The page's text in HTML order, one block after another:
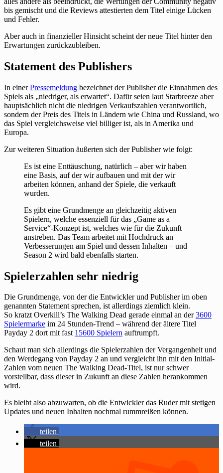
bis gemischt und die Reviews attestierten dem Titel einige Lücken
und Fehler.
Aber auch in finanzieller Hinsicht scheint der neue Titel hinter den
Erwartungen zurückzubleiben.
Statement des Publishers
In einerPressemeldung bezeichnet der Publisher die Einnahmen des
Spiels als „niedriger, als erwartet“. Dafür seien laut Starbreeze aber
hauptsächlich nicht die niedrigen Verkaufszahlen verantwortlich,
sondern der Preis des Titels in Ländern wie China und Russland, wo
das Spiel vergleichsweise viel billiger ist, als in Amerika und
Europa.
Zur weiteren Situation äußerten sich der Publisher wie folgt:
Es ist eine Enttäuschung, natürlich – aber wir haben
eine Basis, auf der wir aufbauen und mit der wir
arbeiten können, anhand der Spiele, die verkauft
wurden.
Es gibt eine Grundmenge an gleichzeitig aktiven
Spielern, welche essenziell für das „Game as a
Service“-Konzept ist, welches wie für die Zukunft
anstreben. Das Team arbeitet mit Hochdruck an
Verbesserungen am Spiel und dessen Inhalten – und
Season 2 wird bald ebenfalls starten.
Spielerzahlen sehr niedrig
Die Grundmenge, von der die Entwickler und Publisher im oben
genannten Statement sprechen, ist allerdings ziemlich klein.
So kratzt Overkill’s The Walking Dead gerade einmal an der3600
Spielermarke im 24 Stunden-Trend – während der ältere Titel
Payday 2 dort mit fast 15600 Spielern auftrumpft.
Schaut man sich allerdings die Spielerzahlen der Vergangenheit und
den Werdegang von Payday 2 an und vergleicht ihn mit den Initial-
Zahlen vom neuen The Walking Dead-Titel, ist nur schwer
vorstellbar, dass dieser in Zukunft an diese Zahlen herankommen
wird.
Es bleibt also abzuwarten, ob die Entwickler das Ruder mit stetigen
Updates und neuen Inhalten nochmal rummreißen können.
teilen
teilen